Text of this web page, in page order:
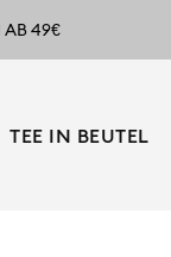
AB 49€
TEE IN BEUTEL